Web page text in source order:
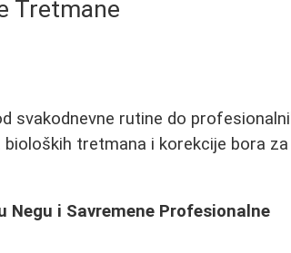
Tretmane
svakodnevne rutine do
tretmana i korekcije bora
Negu i Savremene Profesionalne